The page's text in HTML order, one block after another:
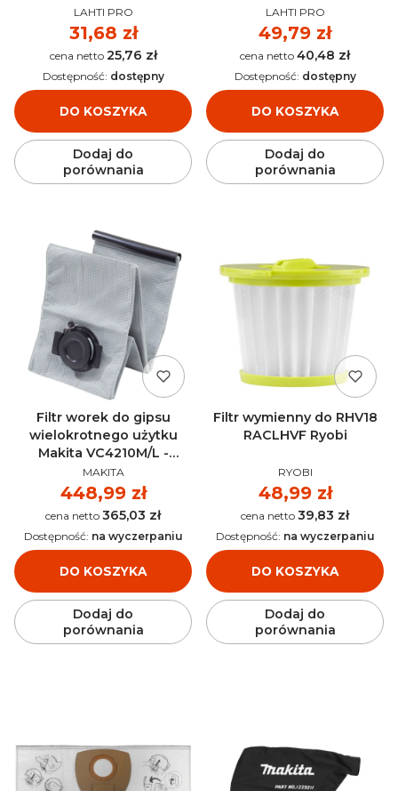
PRODUCENT
LAHTI PRO
Cena
31,68 zł
Cena 25,76 zł
DO KOSZYKA
Dostępność: dostępny
Dodaj do
porównania
PRODUCENT
LAHTI PRO
Cena
49,79 zł
Cena 40,48 zł
DO KOSZYKA
Dostępność: dostępny
Dodaj do
porównania
Filtr worek do gipsu
wielokrotnego użytku
Makita VC4210M/L -
W107418354
PRODUCENT
MAKITA
Cena
448,99 zł
Cena 365,03 zł
DO KOSZYKA
Dostępność: na wyczerpaniu
Dodaj do
porównania
Filtr wymienny do RHV18
RACLHVF Ryobi
PRODUCENT
RYOBI
Cena
48,99 zł
Cena 39,83 zł
DO KOSZYKA
Dostępność: na wyczerpaniu
Dodaj do
porównania